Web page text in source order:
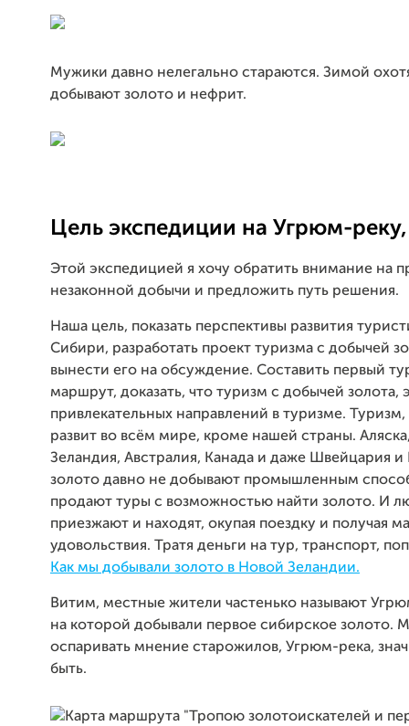
Мужики давно нелегально стараются. Зимой
добывают золото и нефрит.
Цель экспедиции на Угрюм-
Этой экспедицией я хочу обратить внимание на
незаконной добычи и предложить путь решения.
Наша цель, показать перспективы развития
Сибири, разработать проект туризма с добычей
вынести его на обсуждение. Составить первый
маршрут, доказать, что туризм с добычей золота,
привлекательных направлений в туризме.
развит во всём мире, кроме нашей страны.
Зеландия, Австралия, Канада и даже Швейцария и
золото давно не добывают промышленным
продают туры с возможностью найти золото. И
приезжают и находят, окупая поездку и получая
удовольствия. Тратя деньги на тур, транспорт,
Как мы добывали золото в Новой Зеландии.
Витим, местные жители частенько называют
на которой добывали первое сибирское золото.
оспаривать мнение старожилов, Угрюм-река,
быть.